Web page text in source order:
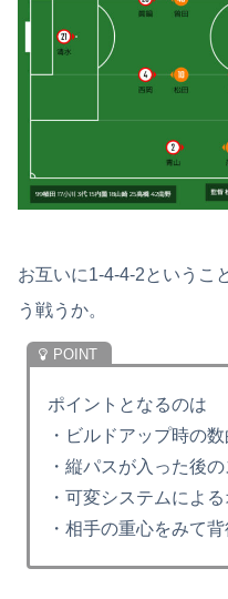
お互いに1-4-4-2というこ
う戦うか。
ポイントとなるのは
・ビルドアップ時の
・縦パスが入った後
・可変システムによ
・相手の重心をみて背